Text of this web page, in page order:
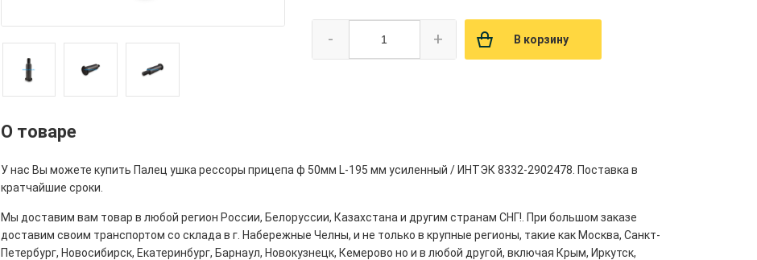
- + В корзину
О товаре
У нас Вы можете купить Палец ушка рессоры прицепа ф 50мм L-195 мм усиленный / ИНТЭК 8332-2902478. Поставка в
кратчайшие сроки.
Мы доставим вам товар в любой регион России, Белоруссии, Казахстана и другим странам СНГ!. При большом заказе
доставим своим транспортом со склада в г. Набережные Челны, и не только в крупные регионы, такие как Москва, Санкт-
Петербург, Новосибирск, Екатеринбург, Барнаул, Новокузнецк, Кемерово но и в любой другой, включая Крым, Иркутск,